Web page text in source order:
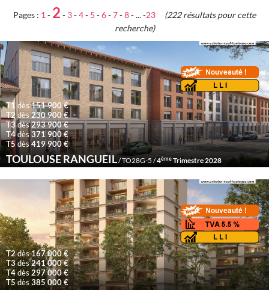
Pages : 1 - 2 - 3-4- 5 -6-7-8- ... -23
(222 résultats pour cette
recherche)
T1 dès151 900 €
T2dès230 900 €
T3dès293 900 €
T4dès 371 900 €
T5 dès 419 900 €
TOULOUSE RANGUEIL/ TO28G-5 /4èmeTrimestre 2028
T2dès167 000 €
T3dès241 000 €
T4dès 297 000 €
T5dès385 000 €